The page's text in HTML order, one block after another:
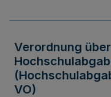
Verordnung
VO)